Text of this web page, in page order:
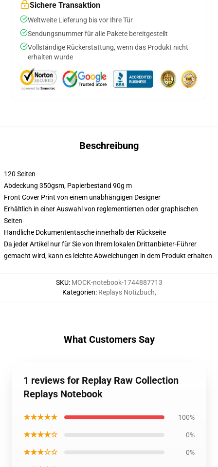
Sichere Transaktion
Weltweite Lieferung bis vor Ihre Tür
Sendungsnummer für alle Pakete bereitgestellt
Vollständige Rückerstattung, wenn das Produkt nicht
erhalten wurde
Beschreibung
120 Seiten
Abdeckung 350gsm, Papierbestand 90g m
Front Cover Print von einem unabhängigen Designer
Erhältlich in einer Auswahl von reglementierten oder graphischen
Seiten
Handliche Dokumententasche innerhalb der Rückseite
Da jeder Artikel nur für Sie von Ihrem lokalen Drittanbieter-Führer
gemacht wird, kann es leichte Abweichungen in dem Produkt erhalten
SKU: MOCK-notebook-1744887713
Kategorien: Replays Notizbuch,
What Customers Say
1 reviews for Replay Raw Collection
Replays Notebook
★★★★★ 100%
★★★★☆ 0%
★★★☆☆ 0%